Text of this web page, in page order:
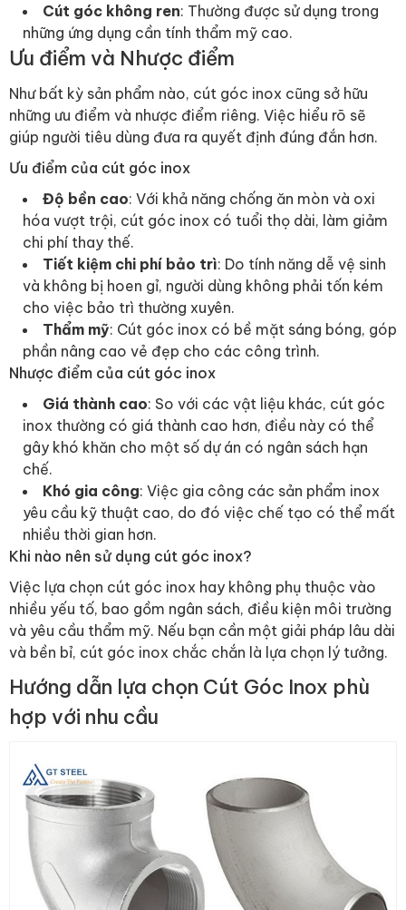
Cút góc không ren: Thường được sử dụng trong
những ứng dụng cần tính thẩm mỹ cao.
Ưu điểm và Nhược điểm
Như bất kỳ sản phẩm nào, cút góc inox cũng sở hữu
những ưu điểm và nhược điểm riêng. Việc hiểu rõ sẽ
giúp người tiêu dùng đưa ra quyết định đúng đắn hơn.
Ưu điểm của cút góc inox
Độ bền cao: Với khả năng chống ăn mòn và oxi
hóa vượt trội, cút góc inox có tuổi thọ dài, làm giảm
chi phí thay thế.
Tiết kiệm chi phí bảo trì: Do tính năng dễ vệ sinh
và không bị hoen gỉ, người dùng không phải tốn kém
cho việc bảo trì thường xuyên.
Thẩm mỹ: Cút góc inox có bề mặt sáng bóng, góp
phần nâng cao vẻ đẹp cho các công trình.
Nhược điểm của cút góc inox
Giá thành cao: So với các vật liệu khác, cút góc
inox thường có giá thành cao hơn, điều này có thể
gây khó khăn cho một số dự án có ngân sách hạn
chế.
Khó gia công: Việc gia công các sản phẩm inox
yêu cầu kỹ thuật cao, do đó việc chế tạo có thể mất
nhiều thời gian hơn.
Khi nào nên sử dụng cút góc inox?
Việc lựa chọn cút góc inox hay không phụ thuộc vào
nhiều yếu tố, bao gồm ngân sách, điều kiện môi trường
và yêu cầu thẩm mỹ. Nếu bạn cần một giải pháp lâu dài
và bền bỉ, cút góc inox chắc chắn là lựa chọn lý tưởng.
Hướng dẫn lựa chọn Cút Góc Inox phù
hợp với nhu cầu